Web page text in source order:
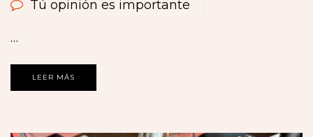
Tú opinión es importante
…
LEER MÁS